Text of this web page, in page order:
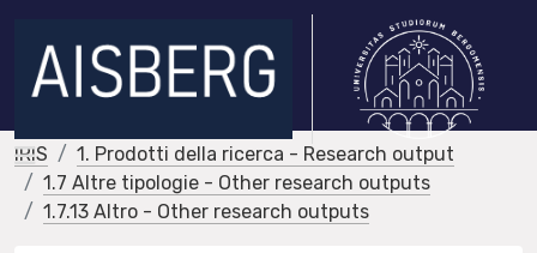
IRIS
1. Prodotti della ricerca - Research output
1.7 Altre tipologie - Other research outputs
1.7.13 Altro - Other research outputs